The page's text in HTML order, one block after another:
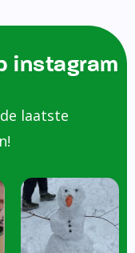
instagram
laatste